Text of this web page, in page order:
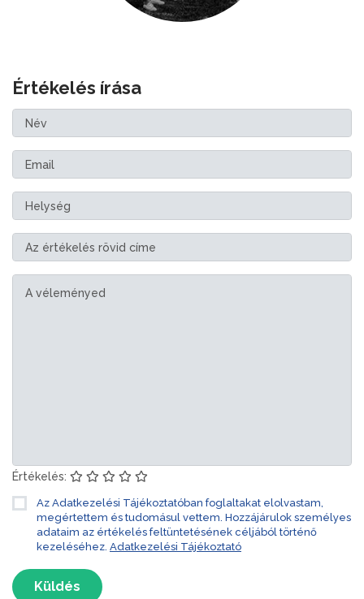
Értékelés írása
Értékelés:
Az Adatkezelési Tájékoztatóban foglaltakat elolvastam,
megértettem és tudomásul vettem. Hozzájárulok személyes
adataim az értékelés feltüntetésének céljából történő
kezeléséhez. Adatkezelési Tájékoztató
Küldés